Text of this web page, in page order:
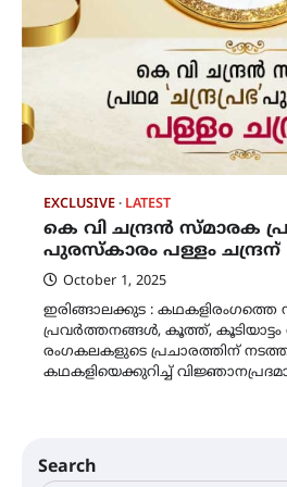
EXCLUSIVE LATEST
കെ വി ചന്ദ്രൻ സ്മാരക
പുരസ്കാരം പള്ളം ചന്ദ്രന്
October 1, 2025
ഇരിങ്ങാലക്കുട :
പ്രവർത്തനങ്ങൾ, കൂത്ത്, കൂടിയാട്ടം
രംഗകലകളുടെ പ്രചാരത്തിന്
കഥകളിയെക്കുറിച്ച്
Search